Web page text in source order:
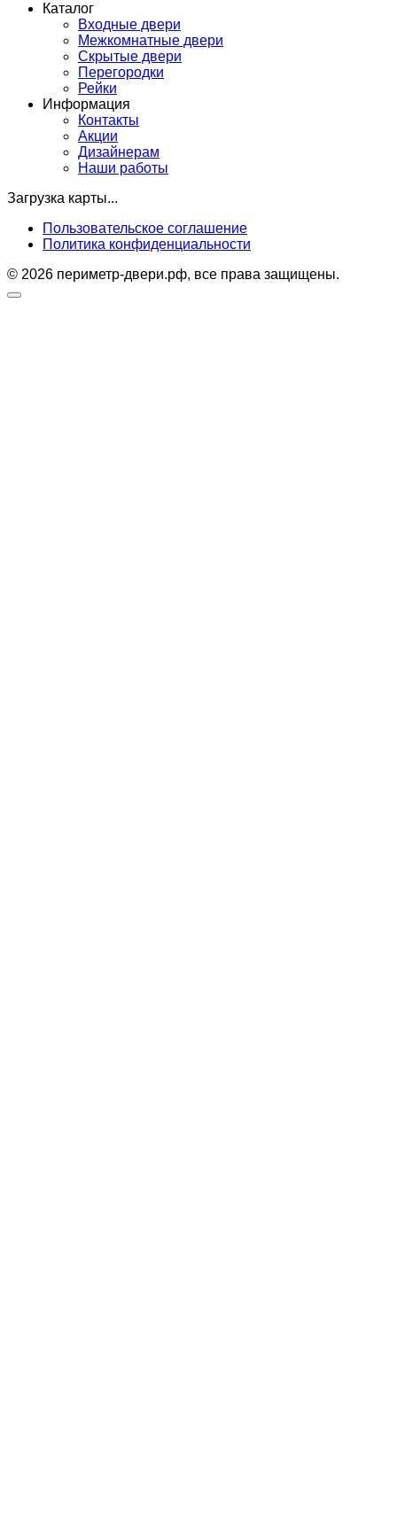
Каталог
Входные двери
Межкомнатные двери
Скрытые двери
Перегородки
Рейки
Информация
Контакты
Акции
Дизайнерам
Наши работы
Загрузка карты...
Пользовательское соглашение
Политика конфиденциальности
© 2026 периметр-двери.рф, все права защищены.